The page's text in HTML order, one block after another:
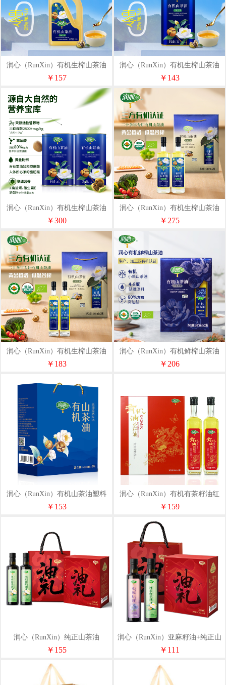
润心（RunXin）有机生榨山茶油
1.25L
￥157
润心（RunXin）有机生榨山茶油
1L
￥143
润心（RunXin）有机生榨山茶油
1L*2
￥300
润心（RunXin）有机生榨山茶油
750ml*2
￥275
润心（RunXin）有机生榨山茶油
500ml*2
￥183
润心（RunXin）有机鲜榨山茶油
500ml*2
￥206
润心（RunXin）有机山茶油塑料
瓶装500ml*2
￥153
润心（RunXin）有机有茶籽油红
白礼盒500ml*2
￥159
润心（RunXin）纯正山茶油
500ml*2
￥155
润心（RunXin）亚麻籽油+纯正山
茶油500ml*2
￥111